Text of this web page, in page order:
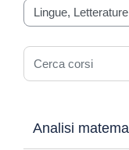
Categorie di corso
Cerca corsi
Analisi